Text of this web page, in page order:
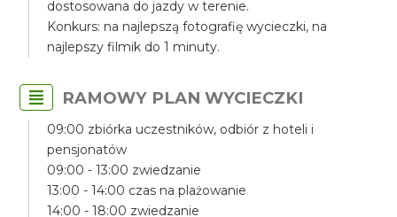
dostosowana do jazdy w terenie.
Konkurs: na najlepszą fotografię wycieczki, na
najlepszy filmik do 1 minuty.
RAMOWY PLAN WYCIECZKI
09:00 zbiórka uczestników, odbiór z hoteli i
pensjonatów
09:00 - 13:00 zwiedzanie
13:00 - 14:00 czas na plażowanie
14:00 - 18:00 zwiedzanie